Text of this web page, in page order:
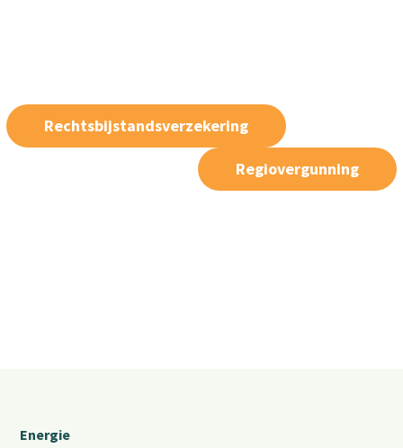
Rechtsbijstandsverzekering
Regiovergunning
Energie